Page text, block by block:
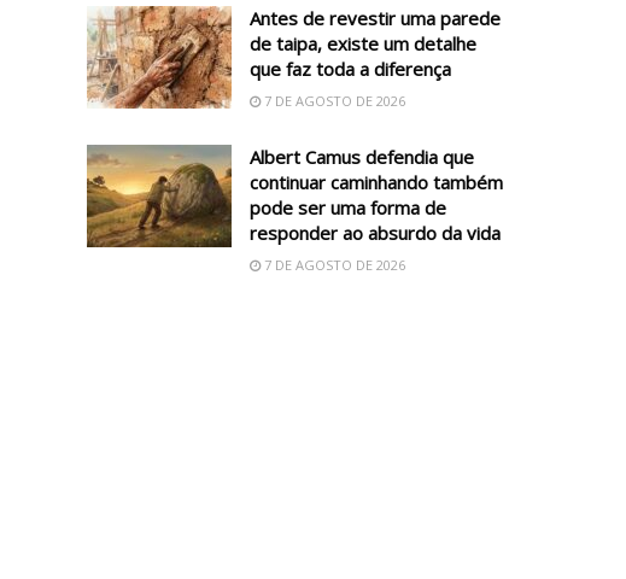
Antes de revestir uma parede
de taipa, existe um detalhe
que faz toda a diferença
7 DE AGOSTO DE 2026
Albert Camus defendia que
continuar caminhando também
pode ser uma forma de
responder ao absurdo da vida
7 DE AGOSTO DE 2026